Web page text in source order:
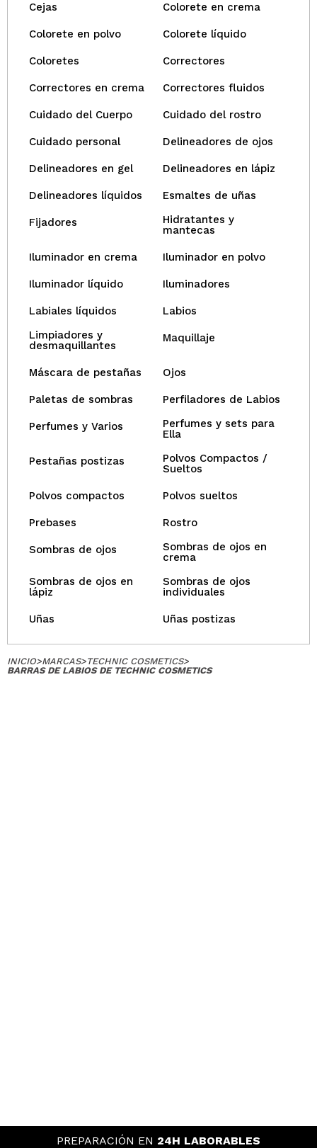
Cejas Colorete en crema
Colorete en polvo Colorete líquido
Coloretes Correctores
Correctores en crema Correctores fluidos
Cuidado del Cuerpo Cuidado del rostro
Cuidado personal Delineadores de ojos
Delineadores en gel Delineadores en lápiz
Delineadores líquidos Esmaltes de uñas
Fijadores
Hidratantes y
mantecas
Iluminador en crema Iluminador en polvo
Iluminador líquido Iluminadores
Labiales líquidos
Labios
Limpiadores y
desmaquillantes
Maquillaje
Máscara de pestañas Ojos
Paletas de sombras Perfiladores de Labios
Perfumes y Varios
Perfumes y sets para
Ella
Pestañas postizas
Polvos Compactos /
Sueltos
Polvos compactos Polvos sueltos
Prebases Rostro
Sombras de ojos
Sombras de ojos en
crema
Sombras de ojos en
lápiz
Sombras de ojos
individuales
Uñas Uñas postizas
INICIO>MARCAS>TECHNIC COSMETICS>
BARRAS DE LABIOS DE TECHNIC COSMETICS
PREPARACIÓN EN 24H LABORABLES